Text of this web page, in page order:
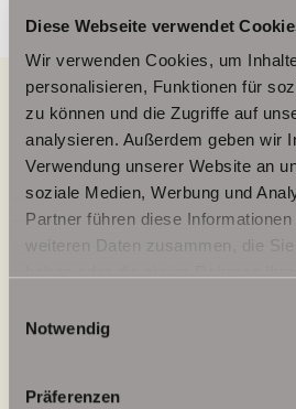
Diese Webseite verwendet
Wir verwenden Cookies, um
personalisieren, Funktionen für
zu können und die Zugriffe auf
analysieren. Außerdem geben wir
Verwendung unserer Website an
soziale Medien, Werbung und
Partner führen diese
weiteren Daten zusammen, die
Notwendig
Präferenzen
Energieausweis
158 kWh / (m²*a)